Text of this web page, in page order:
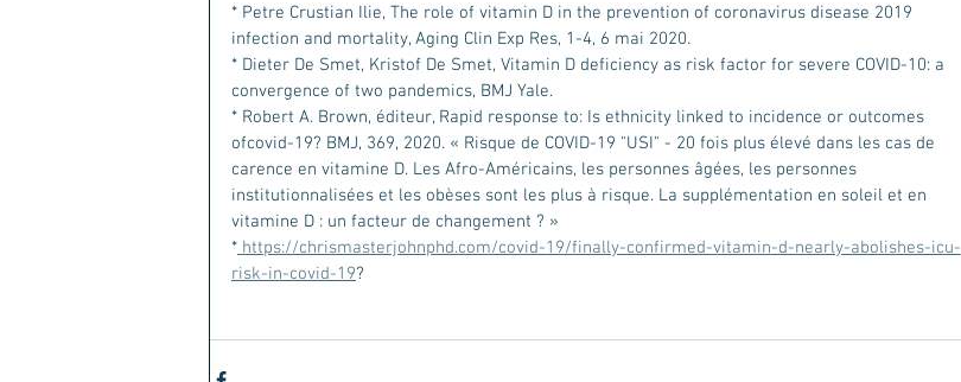
* Petre Crustian Ilie, The role of vitamin D in the prevention of coronavirus disease 2019
infection and mortality, Aging Clin Exp Res, 1-4, 6 mai 2020.
* Dieter De Smet, Kristof De Smet, Vitamin D deficiency as risk factor for severe COVID-10: a
convergence of two pandemics, BMJ Yale.
* Robert A. Brown, éditeur, Rapid response to: Is ethnicity linked to incidence or outcomes
ofcovid-19? BMJ, 369, 2020. « Risque de COVID-19 "USI" - 20 fois plus élevé dans les cas de
carence en vitamine D. Les Afro-Américains, les personnes âgées, les personnes
institutionnalisées et les obèses sont les plus à risque. La supplémentation en soleil et en
vitamine D : un facteur de changement ? »
* https://chrismasterjohnphd.com/covid-19/finally-confirmed-vitamin-d-nearly-abolishes-icu-
risk-in-covid-19?